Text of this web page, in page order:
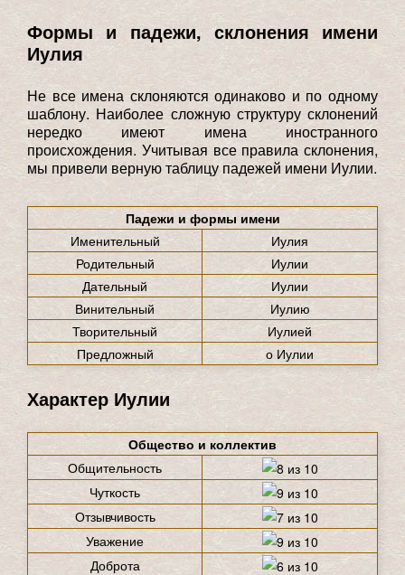
Формы и падежи, склонения имени
Иулия
Не все имена склоняются одинаково и по одному
шаблону. Наиболее сложную структуру склонений
нередко имеют имена иностранного
происхождения. Учитывая все правила склонения,
мы привели верную таблицу падежей имени Иулии.
Падежи и формы имени
Именительный
Иулия
Родительный
Иулии
Дательный
Иулии
Винительный
Иулию
Творительный
Иулией
Предложный
о Иулии
Характер Иулии
Общество и коллектив
Общительность
Чуткость
Отзывчивость
Уважение
Доброта